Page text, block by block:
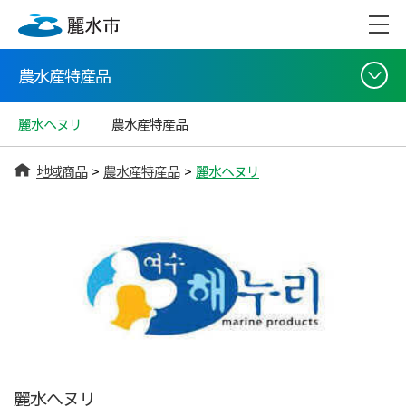
農水産特産品
麗水ヘヌリ 農水産特産品
地域商品 > 農水産特産品 > 麗水ヘヌリ
麗水へヌリ